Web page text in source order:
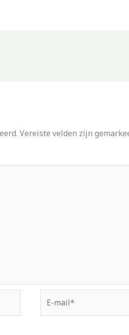
Vereiste velden zijn
mail*